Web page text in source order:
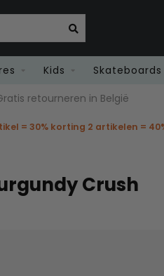
Kids Skateboards
6 Winkels in België
= 30% korting 2 artikelen =
Crush